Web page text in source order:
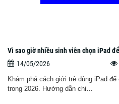
Vì sao giờ nhiều sinh viên chọn iPad
14/05/2026
Khám phá cách giới trẻ dùng iPad
trong 2026. Hướng dẫn chi…